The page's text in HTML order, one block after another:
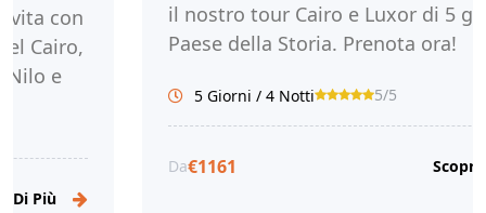
con
Cairo,
e
Più
il nostro tour Cairo e Luxor di 5
Paese della Storia. Prenota ora!
5 Giorni / 4 Notti 5/5
Da€1161 Scopri